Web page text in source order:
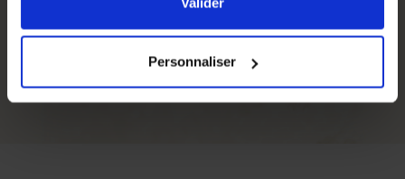
nos partenaires. Vous pouvez également choisir les
Personnaliser
Plateau ventilation totale